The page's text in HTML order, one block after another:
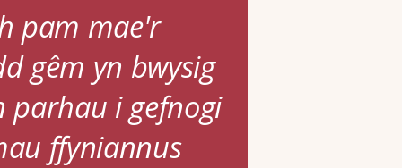
pam mae'r
gêm yn bwysig
parhau i gefnogi
ffyniannus